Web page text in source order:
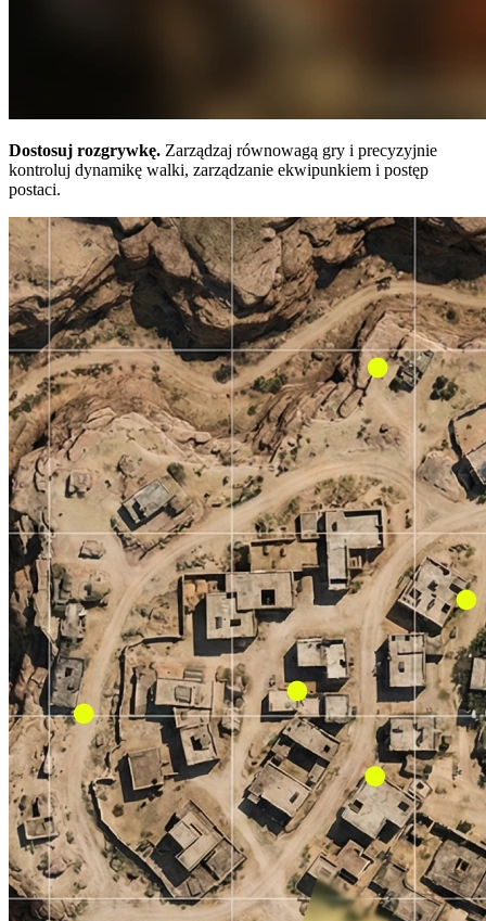
Dostosuj rozgrywkę. Zarządzaj równowagą gry i precyzyjnie
kontroluj dynamikę walki, zarządzanie ekwipunkiem i postęp
postaci.